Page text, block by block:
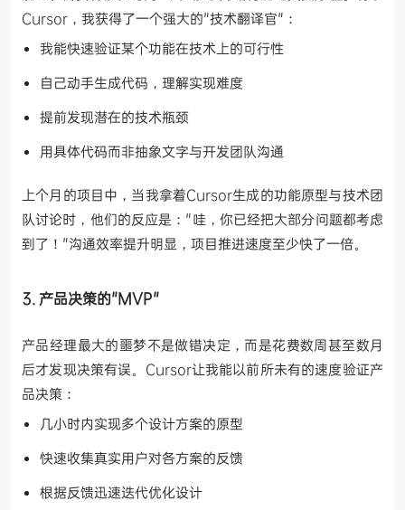
Cursor，我获得了一个强大的"技术翻译官"：
我能快速验证某个功能在技术上的可行性
自己动手生成代码，理解实现难度
提前发现潜在的技术瓶颈
用具体代码而非抽象文字与开发团队沟通
上个月的项目中，当我拿着Cursor生成的功能原型与技术团
队讨论时，他们的反应是："哇，你已经把大部分问题都考虑
到了！"沟通效率提升明显，项目推进速度至少快了一倍。
3. 产品决策的"MVP"
产品经理最大的噩梦不是做错决定，而是花费数周甚至数月
后才发现决策有误。Cursor让我能以前所未有的速度验证产
品决策：
几小时内实现多个设计方案的原型
快速收集真实用户对各方案的反馈
根据反馈迅速迭代优化设计